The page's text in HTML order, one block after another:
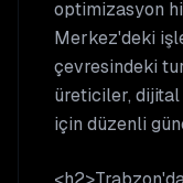
optimizasyon
Merkez'deki
çevresindeki
üreticiler,
için düzenli